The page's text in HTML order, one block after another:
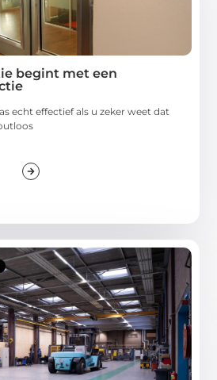
begint met een
echt effectief als u zeker weet dat